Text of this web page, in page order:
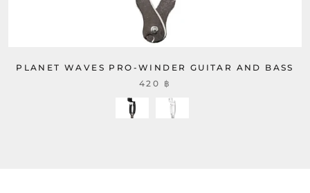
PLANET WAVES PRO-WINDER GUITAR AND BASS
420 ฿
Colors